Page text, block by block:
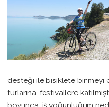
desteği ile bisiklete binmeyi
turlarına, festivallere
boyunca, iş yoğunluğum